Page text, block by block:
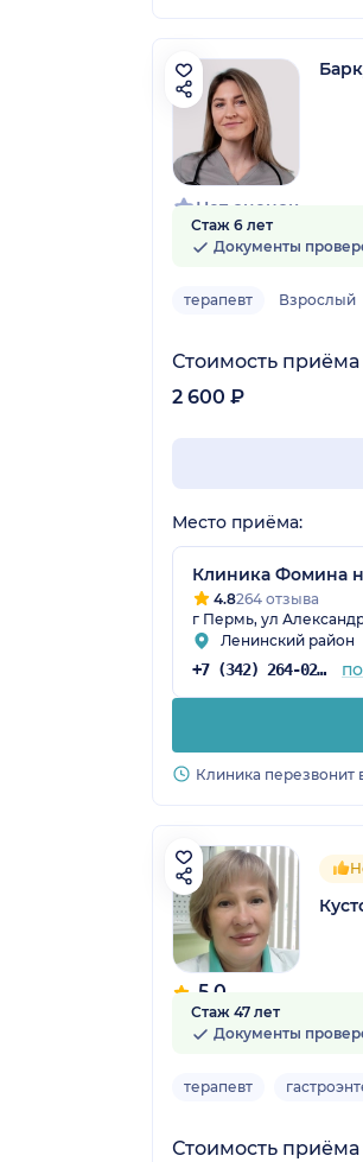
Нет оценок
Стаж 6 лет
Документы
терапевт Взрослый
Стоимость приёма
2 600 ₽
Место приёма:
Клиника Фомина
4.8264 отзыва
г Пермь, ул
Ленинский район
+7 (342) 264-02-90
Клиника перезвонит
5.0
17 отзывов
Стаж 47 лет
Документы
терапевт
Стоимость приёма